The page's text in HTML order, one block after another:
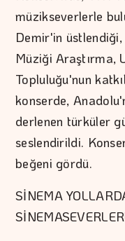
müzikseverlerle
Demir'in
Müziği Araştırma,
Topluluğu'nun
konserde,
derlenen türküler
seslendirildi.
beğeni gördü.
SİNEMA